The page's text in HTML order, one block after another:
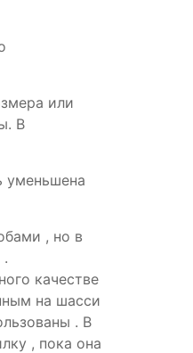
или
В
уменьшена
, но в
.
качестве
на шасси
. В
, пока она